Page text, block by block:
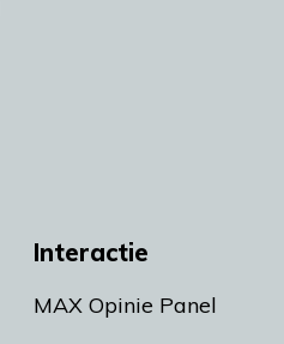
Interactie
MAX Opinie Panel